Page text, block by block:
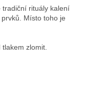
tradiční rituály kalení
Místo toho je
zlomit.